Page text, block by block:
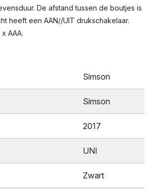
De afstand tussen de boutjes is
heeft een AAN//UIT drukschakelaar.
AAA.
Simson
Simson
2017
UNI
Zwart